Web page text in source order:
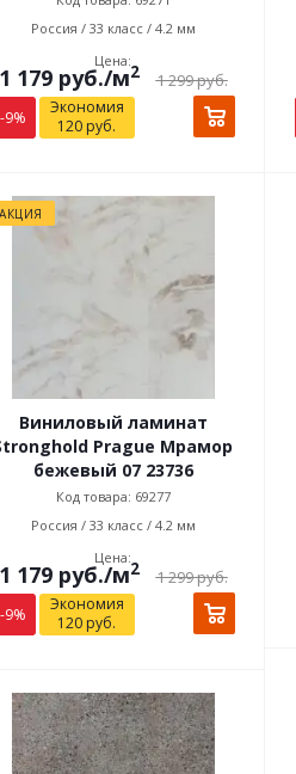
Россия / 33 класс / 4.2 мм
Цена:
1 179руб./м2 1 299руб.
-9%
Экономия
120 руб.
АКЦИЯ
Виниловый ламинат
Prague Мрамор
бежевый 07 23736
Код товара: 69277
Россия / 33 класс / 4.2 мм
Цена:
1 179руб./м2 1 299руб.
-9%
Экономия
120 руб.